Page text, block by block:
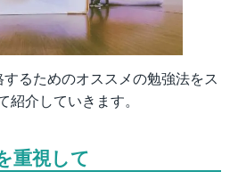
るためのオススメの勉強法をス
介していきます。
重視して